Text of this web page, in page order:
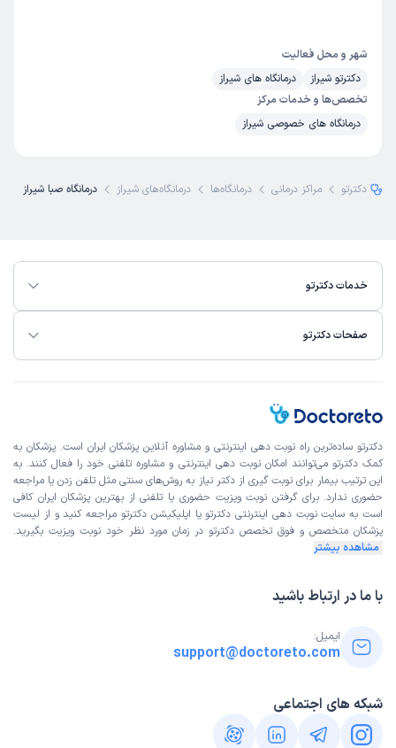
دکتر فرج اله دهقانی
کاربر دکترتو
پزشک بسیار با تجربه ای هستن و خیلی بهشون اعتقاد دارم
دکتر محمد حسن سربی علت مراجعه : سرفه
برخورد مناسب توضیحات کافی
تشخیص دقیق
پذیرش خوب
تعرفه مناسب کمترین معطلی
زمان انتظار:بیش از 90 دقیقه
دکتر فتانه افتخار
علت مراجعه : برای بارداری رفتم. ولی نپسندیدم این دکتر رو
شهر و محل فعالیت
دکترتو شیراز
درمانگاه های شیراز
تخصص‌ها و خدمات مرکز
درمانگاه های خصوصی شیراز
دکترتو مراکز درمانی درمانگاه‌ها درمانگاه‌های شیراز درمانگاه صبا شیراز
خدمات دکترتو
صفحات دکترتو
دکترتو ساده‌ترین راه نوبت‌ دهی اینترنتی و مشاوره آنلاین پزشکان ایران است. پزشکان به
کمک دکترتو می‌توانند امکان نوبت دهی اینترنتی و مشاوره تلفنی خود را فعال کنند. به
این ترتیب بیمار برای نوبت گیری از دکتر نیاز به روش‌های سنتی مثل تلفن زدن یا مراجعه
حضوری ندارد. برای گرفتن نوبت ویزیت حضوری یا تلفنی از بهترین پزشکان ایران کافی
است به سایت نوبت دهی اینترنتی دکترتو یا اپلیکیشن دکترتو مراجعه کنید و از لیست
پزشکان متخصص و فوق تخصص دکترتو در زمان مورد نظر خود نوبت ویزیت بگیرید.
مشاهده بیشتر
با ما در ارتباط باشید
ایمیل:
support@doctoreto.com
شبکه های اجتماعی